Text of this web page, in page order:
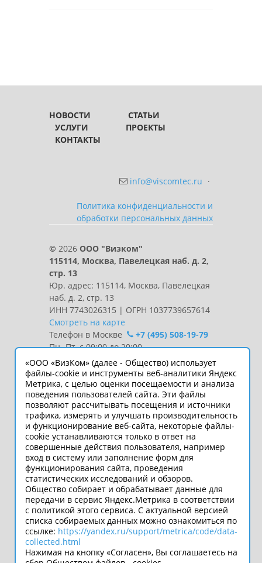
НОВОСТИ
СТАТЬИ
УСЛУГИ
ПРОЕКТЫ
КОНТАКТЫ
info@viscomtec.ru ·
Политика конфиденциальности и
обработки персональных данных
© 2026 ООО "Визком"
115114, Москва, Павелецкая наб. д. 2,
стр. 13
Юр. адрес: 115114, Москва, Павелецкая
наб. д. 2, стр. 13
ИНН 7743026315 | ОГРН 1037739657614
Смотреть на карте
Телефон в Москве
+7 (495) 508-19-79
Пн.-Пт. с 09:00 до 20:00
Интернет-сайт носит информационный
характер и ни при каких условиях не
является публичной офертой, которая
определяется положениями статьи 437
Гражданского кодекса РФ.
Технические параметры
(спецификация) и комплект поставки
товара могут быть изменены
производителем без предварительного
уведомления. Уточняйте информацию
у наших менеджеров.
Подпишитесь
во Вконтакте
«ООО «ВизКом» (далее - Общество) использует
файлы-cookie и инструменты веб-аналитики Яндекс
Метрика, с целью оценки посещаемости и анализа
поведения пользователей сайта. Эти файлы
позволяют рассчитывать посещения и источники
трафика, измерять и улучшать производительность
и функционирование веб-сайта, некоторые файлы-
cookie устанавливаются только в ответ на
совершенные действия пользователя, например
вход в систему или заполнение форм для
функционирования сайта, проведения
статистических исследований и обзоров.
Общество собирает и обрабатывает данные для
передачи в сервис Яндекс.Метрика в соответствии
с политикой этого сервиса. С актуальной версией
списка собираемых данных можно ознакомиться по
ссылке: https://yandex.ru/support/metrica/code/data-
collected.html
Нажимая на кнопку «Согласен», Вы соглашаетесь на